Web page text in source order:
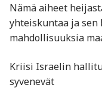
Nämä aiheet
yhteiskuntaa ja sen
mahdollisuuksia
Kriisi Israelin
syvenevät